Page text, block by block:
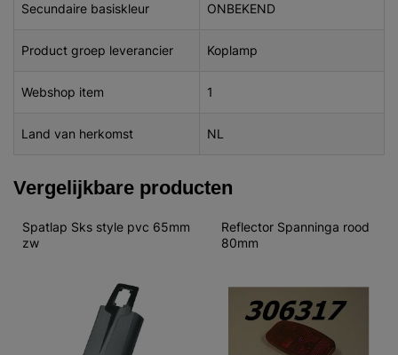
Secundaire basiskleur ONBEKEND
Product groep leverancier Koplamp
Webshop item 1
Land van herkomst NL
Vergelijkbare producten
Spatlap Sks style pvc 65mm
zw
Reflector Spanninga rood
80mm